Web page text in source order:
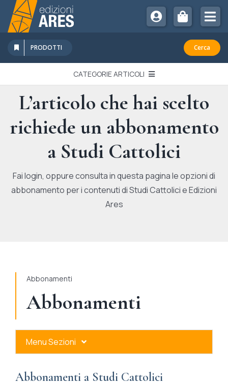
Salta
contenuto
Chi Siamo
Sostienici
Abbonamenti
Promozioni
Newsletter
PRODOTTI Cerca
CATEGORIE ARTICOLI
EDITORIALI
IN QUESTO NUMERO
RECENSIONI
L’articolo che hai scelto
richiede un abbonamento
a Studi Cattolici
Fai login, oppure consulta in questa pagina le opzioni di
abbonamento per i contenuti di Studi Cattolici e Edizioni
Ares
Abbonamenti
Abbonamenti
Menu Sezioni
Abbonamenti a Studi Cattolici